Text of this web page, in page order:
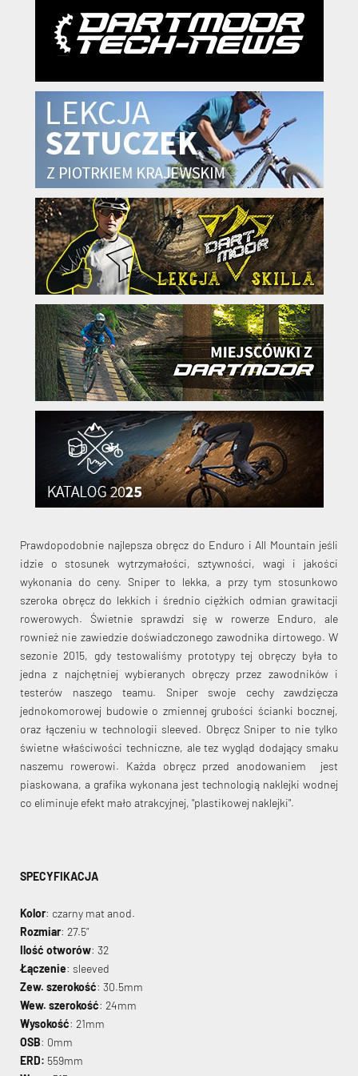
KryptoFlex Key Cable
34,90 zł* 89,00 zł*
Prawdopodobnie najlepsza obręcz do Enduro i All Mountain jeśli
idzie o stosunek wytrzymałości, sztywności, wagi i jakości
wykonania do ceny. Sniper to lekka, a przy tym stosunkowo
szeroka obręcz do lekkich i średnio ciężkich odmian grawitacji
rowerowych. Świetnie sprawdzi się w rowerze Enduro, ale
rownież nie zawiedzie doświadczonego zawodnika dirtowego. W
sezonie 2015, gdy testowaliśmy prototypy tej obręczy była to
jedna z najchętniej wybieranych obręczy przez zawodników i
testerów naszego teamu. Sniper swoje cechy zawdzięcza
jednokomorowej budowie o zmiennej grubości ścianki bocznej,
oraz łączeniu w technologii sleeved. Obręcz Sniper to nie tylko
świetne właściwości techniczne, ale tez wygląd dodający smaku
naszemu rowerowi. Każda obręcz przed anodowaniem jest
piaskowana, a grafika wykonana jest technologią naklejki wodnej
co eliminuje efekt mało atrakcyjnej, "plastikowej naklejki".
SPECYFIKACJA
Kolor: czarny mat anod.
Rozmiar: 27.5”
Ilość otworów: 32
Łączenie: sleeved
Zew. szerokość: 30.5mm
Wew. szerokość: 24mm
Wysokość: 21mm
OSB: 0mm
ERD: 559mm